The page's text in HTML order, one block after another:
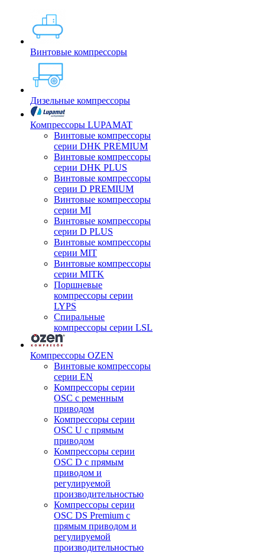
Винтовые компрессоры
Дизельные компрессоры
Компрессоры LUPAMAT
Винтовые компрессоры
серии DHK PREMIUM
Винтовые компрессоры
серии DHK PLUS
Винтовые компрессоры
серии D PREMIUM
Винтовые компрессоры
серии MI
Винтовые компрессоры
серии D PLUS
Винтовые компрессоры
серии MIT
Винтовые компрессоры
серии MITK
Поршневые
компрессоры серии
LYPS
Спиральные
компрессоры серии LSL
Компрессоры OZEN
Винтовые компрессоры
серии EN
Компрессоры серии
OSC с ременным
приводом
Компрессоры серии
OSC U с прямым
приводом
Компрессоры серии
OSC D с прямым
приводом и
регулируемой
производительностью
Компрессоры серии
OSC DS Premium с
прямым приводом и
регулируемой
производительностью